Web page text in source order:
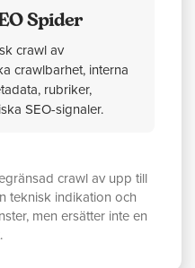
Spider
crawl av
crawlbarhet, interna
rubriker,
SEO-signaler.
crawl av upp till
teknisk indikation och
men ersätter inte en